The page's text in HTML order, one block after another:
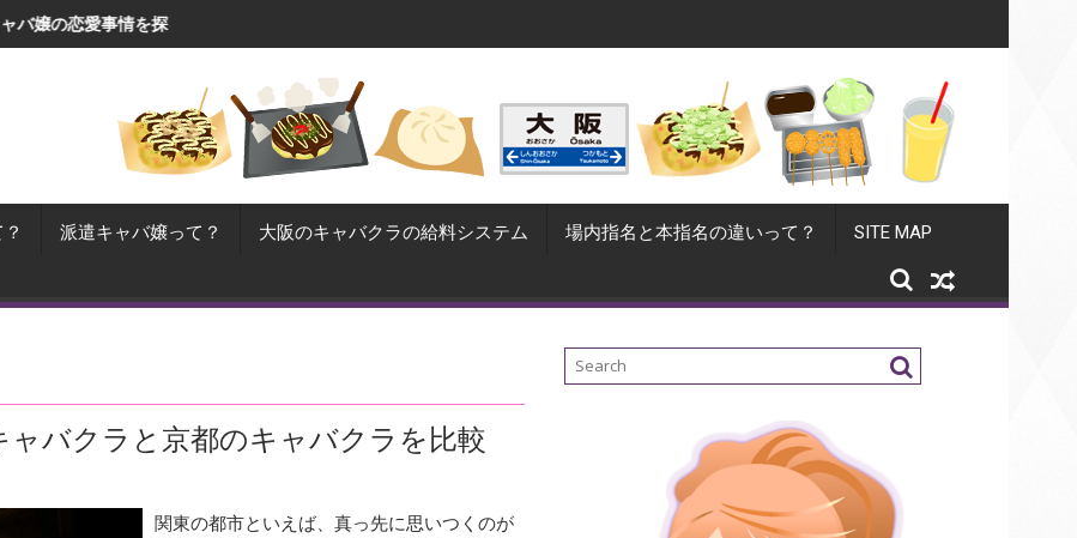
探る！ コレが秘訣！大阪の売れっ子キャバ嬢が毎日行うシンプルな習慣
派遣キャバ嬢って？ 大阪のキャバクラの給料システム 場内指名と本指名の違いって？ SITE MAP
ャバクラと京都のキャバクラを比較
関東の都市といえば、真っ先に思いつくのが